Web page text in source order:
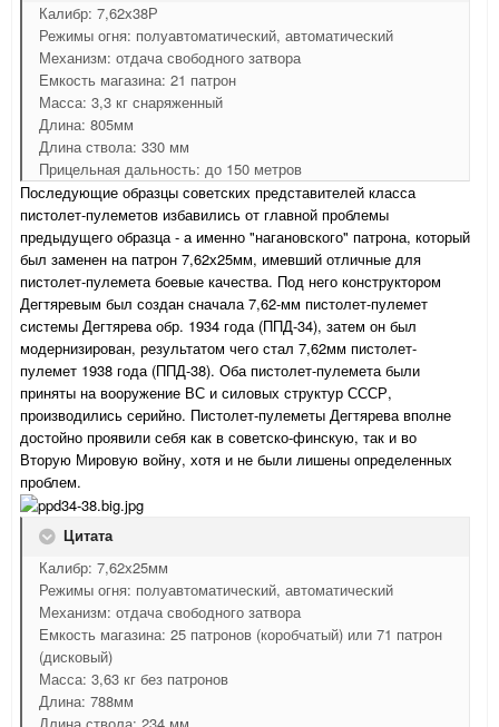
Калибр: 7,62х38Р
Режимы огня: полуавтоматический, автоматический
Механизм: отдача свободного затвора
Емкость магазина: 21 патрон
Масса: 3,3 кг снаряженный
Длина: 805мм
Длина ствола: 330 мм
Прицельная дальность: до 150 метров
Последующие образцы советских представителей класса
пистолет-пулеметов избавились от главной проблемы
предыдущего образца - а именно "нагановского" патрона, который
был заменен на патрон 7,62х25мм, имевший отличные для
пистолет-пулемета боевые качества. Под него конструктором
Дегтяревым был создан сначала 7,62-мм пистолет-пулемет
системы Дегтярева обр. 1934 года (ППД-34), затем он был
модернизирован, результатом чего стал 7,62мм пистолет-
пулемет 1938 года (ППД-38). Оба пистолет-пулемета были
приняты на вооружение ВС и силовых структур СССР,
производились серийно. Пистолет-пулеметы Дегтярева вполне
достойно проявили себя как в советско-финскую, так и во
Вторую Мировую войну, хотя и не были лишены определенных
проблем.
Цитата
Калибр: 7,62х25мм
Режимы огня: полуавтоматический, автоматический
Механизм: отдача свободного затвора
Емкость магазина: 25 патронов (коробчатый) или 71 патрон
(дисковый)
Масса: 3,63 кг без патронов
Длина: 788мм